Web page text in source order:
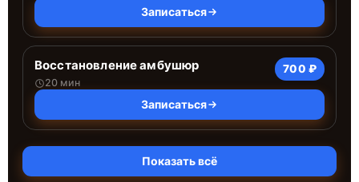
Записаться
Восстановление амбушюр
20 мин
700 ₽
Записаться
Показать всё